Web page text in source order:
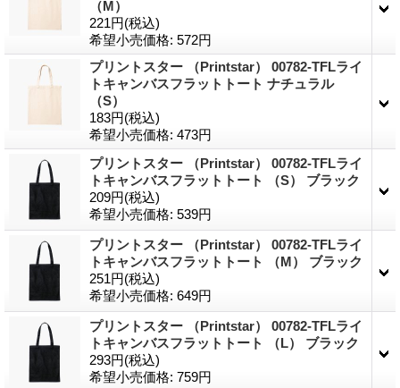
（M）
221円(税込)
希望小売価格: 572円
プリントスター （Printstar） 00782-TFLライ
トキャンバスフラットトート ナチュラル
（S）
183円(税込)
希望小売価格: 473円
プリントスター （Printstar） 00782-TFLライ
トキャンバスフラットトート （S） ブラック
209円(税込)
希望小売価格: 539円
プリントスター （Printstar） 00782-TFLライ
トキャンバスフラットトート （M） ブラック
251円(税込)
希望小売価格: 649円
プリントスター （Printstar） 00782-TFLライ
トキャンバスフラットトート （L） ブラック
293円(税込)
希望小売価格: 759円